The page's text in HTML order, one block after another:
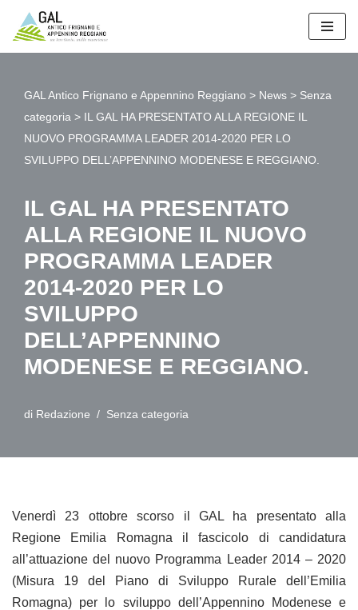
Vai
GAL Antico Frignano e Appennino Reggiano > News > Senza
categoria > IL GAL HA PRESENTATO ALLA REGIONE IL
NUOVO PROGRAMMA LEADER 2014-2020 PER LO
SVILUPPO DELL’APPENNINO MODENESE E REGGIANO.
IL GAL HA PRESENTATO
ALLA REGIONE IL NUOVO
PROGRAMMA LEADER
2014-2020 PER LO
SVILUPPO
DELL’APPENNINO
MODENESE E REGGIANO.
di Redazione Senza categoria
Venerdì 23 ottobre scorso il GAL ha presentato alla
Regione Emilia Romagna il fascicolo di candidatura
all’attuazione del nuovo Programma Leader 2014 – 2020
(Misura 19 del Piano di Sviluppo Rurale dell’Emilia
Romagna) per lo sviluppo dell’Appennino Modenese e